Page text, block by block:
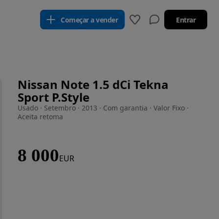
Começar a vender Entrar
Nissan Note 1.5 dCi Tekna
Sport P.Style
Usado · Setembro · 2013 · Com garantia · Valor Fixo ·
Aceita retoma
8 000EUR